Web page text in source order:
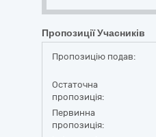
Пропозиції Учасників
Пропозицію подав:
Остаточна
пропозиція:
Первинна
пропозиція: